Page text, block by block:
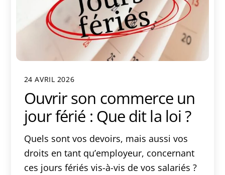
24 AVRIL 2026
Ouvrir son commerce un
jour férié : Que dit la loi ?
Quels sont vos devoirs, mais aussi vos
droits en tant qu’employeur, concernant
ces jours fériés vis-à-vis de vos salariés ?